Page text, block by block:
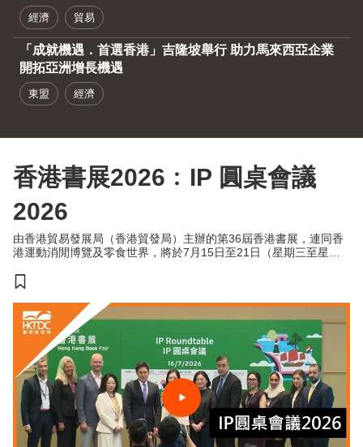
經濟 貿易
「成就機遇．首選香港」吉隆坡舉行 助力馬來西亞企業
開拓亞洲增長機遇
東盟 經濟
香港書展2026﹕IP 圓桌會議
2026
由香港貿易發展局（香港貿發局）主辦的第36屆香港書展，連同香
港運動消閒博覽及零食世界，將於7月15日至21日（星期三至星期
商，來自約30個國家及地區，為入場人士帶來集閱讀、運動與消閒